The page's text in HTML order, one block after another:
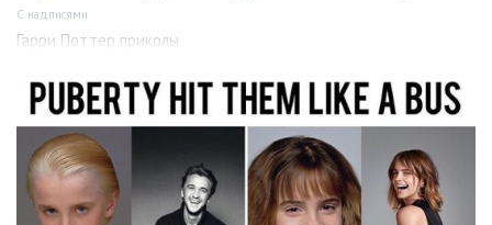
С надписями
Гарри Поттер приколы